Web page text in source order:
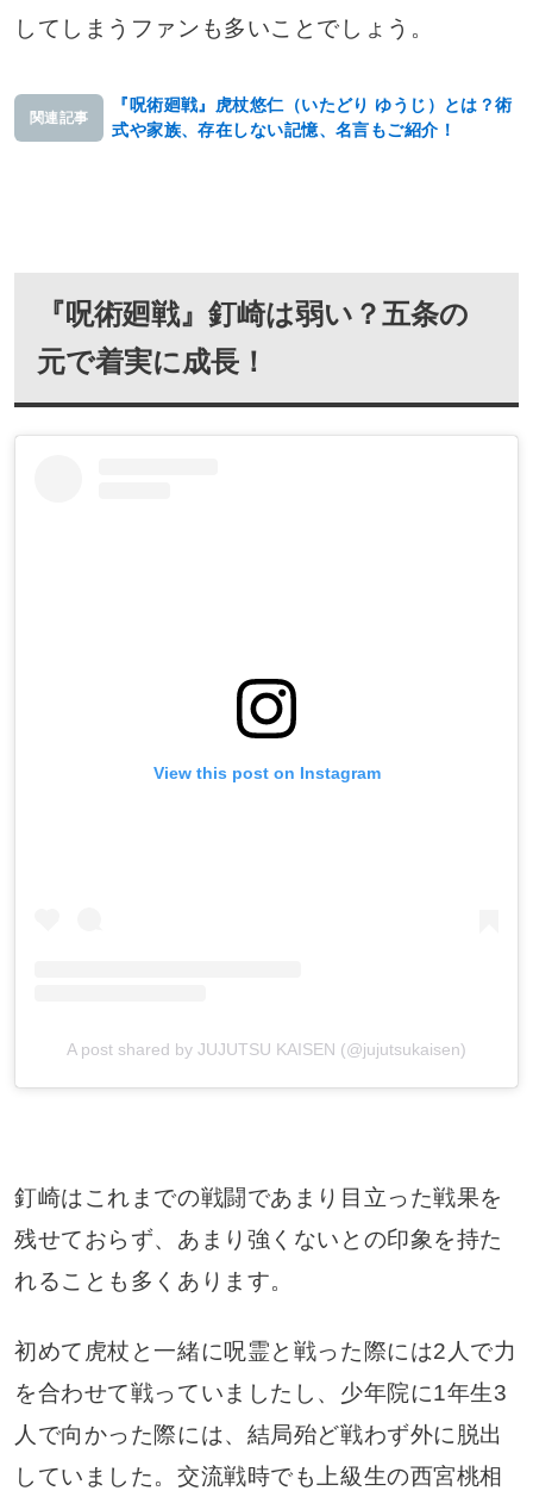
してしまうファンも多いことでしょう。
関連記事
『呪術廻戦』虎杖悠仁（いたどり ゆうじ）とは？術
式や家族、存在しない記憶、名言もご紹介！
『呪術廻戦』釘崎は弱い？五条の
元で着実に成長！
View this post on Instagram
A post shared by JUJUTSU KAISEN (@jujutsukaisen)
釘崎はこれまでの戦闘であまり目立った戦果を
残せておらず、あまり強くないとの印象を持た
れることも多くあります。
初めて虎杖と一緒に呪霊と戦った際には2人で力
を合わせて戦っていましたし、少年院に1年生3
人で向かった際には、結局殆ど戦わず外に脱出
していました。交流戦時でも上級生の西宮桃相